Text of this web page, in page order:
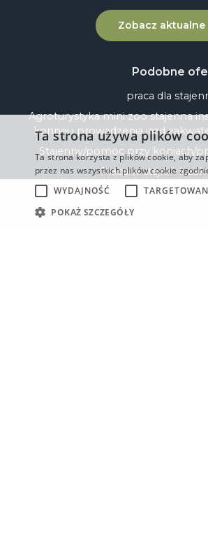
Zobacz
Podobne
praca dla
Agroturystyka mini zoo stajenna
konnej i prowadzenia jazd
Stajenny/pomoc przy koniach/
Praca w stajni -
Ta strona używa plików
Ta strona korzysta z plików cookie, aby
przez nas wszystkich plików cookie
WYDAJNOŚĆ
POKAŻ SZCZEGÓŁY